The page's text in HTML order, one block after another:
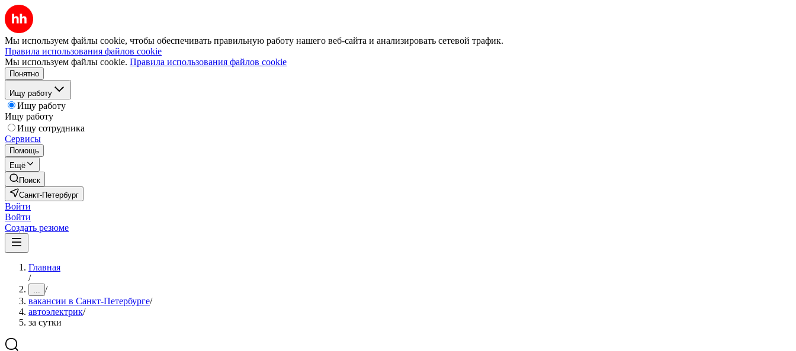
Мы используем файлы cookie, чтобы обеспечивать правильную работу нашего веб-сайта и анализировать сетевой трафик.
Правила использования файлов cookie
Мы используем файлы cookie. Правила использования файлов cookie
Понятно
Ищу работу
Ищу работу
Ищу работу
Ищу сотрудника
Сервисы
Помощь
Ещё
Поиск
Санкт-Петербург
Войти
Войти
Создать резюме
Главная
/
... /
вакансии в Санкт-Петербурге/
автоэлектрик/
за сутки